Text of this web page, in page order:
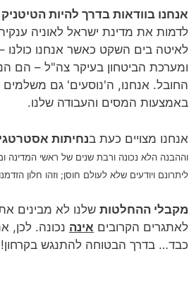
אנחנו בוודאות בדרך להיות
לדמות את מדינת ישראל לאוניה
לאיטה בים השקט כאשר אנחנו כולנו
ומערכת הביטחון בעיקר צה"ל – הם
החובל. אנחנו, ה'נוסעים' גם משלמים
באמצעות המסים והעבודה שלנו.
אנחנו מצויים כעת בנחיתות
וההבנה הלא נכונה ורבת שנים של ראשי המדינה
ליתרונם ויודעים שלא לעולם חוסן; וזהו חלון
מקבלי ההחלטות שלנו לא מבינים
לאתגרים הקרובים אינה נכונה. לכן,
כבד… בדרך הבטוחה להתנגש בקרחון!